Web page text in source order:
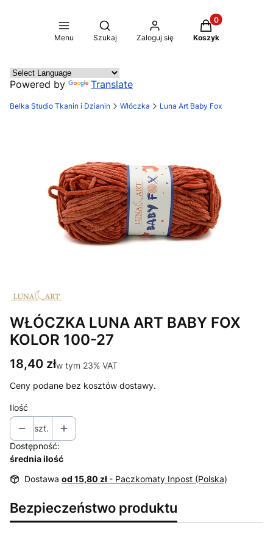
Menu
Otwórz wyszukiwarkę
Szukaj Zaloguj się
Produkty w
Koszyk
Powered by Translate
Belka Studio Tkanin i Dzianin Włóczka Luna Art Baby Fox
WŁÓCZKA LUNA ART BABY FOX
KOLOR 100-27
Cena
18,40 złw tym 23% VAT
w tym 23% VAT
Ceny podane bez kosztów dostawy.
Ilość
szt.
Dostępność:
średnia ilość
Dostawa od 15,80 zł - Paczkomaty Inpost (Polska)
Bezpieczeństwo produktu